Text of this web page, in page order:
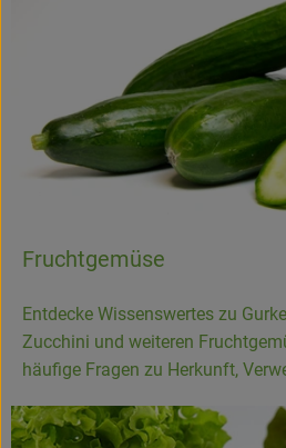
Fruchtgemüse
Entdecke Wissenswertes zu
Zucchini und weiteren
häufige Fragen zu Herkunft,